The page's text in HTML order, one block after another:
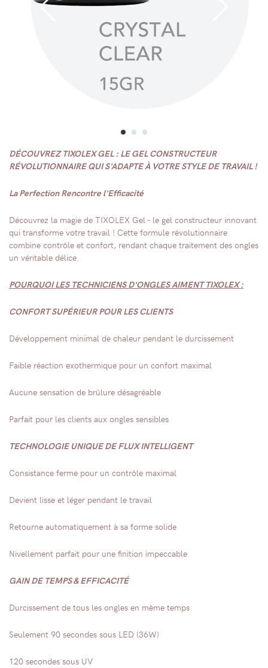
DÉCOUVREZ TIXOLEX GEL : LE GEL CONSTRUCTEUR
RÉVOLUTIONNAIRE QUI S'ADAPTE À VOTRE STYLE DE TRAVAIL !
La Perfection Rencontre l'Efficacité
Découvrez la magie de TIXOLEX Gel - le gel constructeur innovant
qui transforme votre travail ! Cette formule révolutionnaire
combine contrôle et confort, rendant chaque traitement des ongles
un véritable délice.
POURQUOI LES TECHNICIENS D'ONGLES AIMENT TIXOLEX :
CONFORT SUPÉRIEUR POUR LES CLIENTS
Développement minimal de chaleur pendant le durcissement
Faible réaction exothermique pour un confort maximal
Aucune sensation de brûlure désagréable
Parfait pour les clients aux ongles sensibles
TECHNOLOGIE UNIQUE DE FLUX INTELLIGENT
Consistance ferme pour un contrôle maximal
Devient lisse et léger pendant le travail
Retourne automatiquement à sa forme solide
Nivellement parfait pour une finition impeccable
GAIN DE TEMPS & EFFICACITÉ
Durcissement de tous les ongles en même temps
Seulement 90 secondes sous LED (36W)
120 secondes sous UV